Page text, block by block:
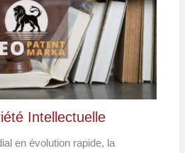
Intellectuelle
en évolution rapide, la